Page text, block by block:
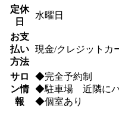
定休
日
水曜日
お支
払い
方法
現金/クレジットカ
サロ
ン情
報
◆完全予約制
◆駐車場 近隣にパ
◆個室あり